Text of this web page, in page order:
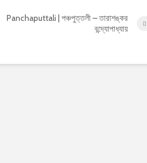
Panchaputtali | পঞ্চপুত্তলী – তারাশঙ্কর
বন্দ্যোপাধ্যায়